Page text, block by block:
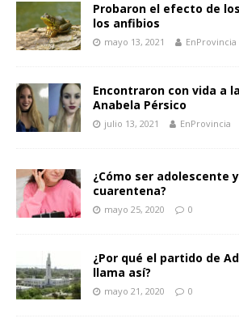
Probaron el efecto de
los anfibios
mayo 13, 2021 EnProvincia
Encontraron con vida a
Anabela Pérsico
julio 13, 2021 EnProvincia
¿Cómo ser adolescente
cuarentena?
mayo 25, 2020 0
¿Por qué el partido de
llama así?
mayo 21, 2020 0